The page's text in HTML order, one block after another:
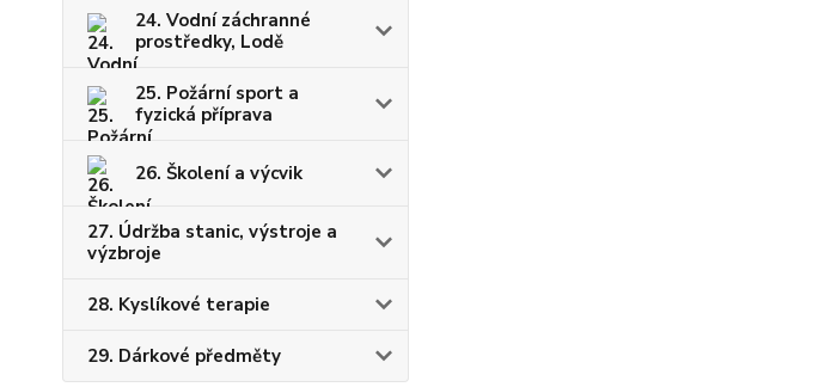
24. Vodní záchranné
prostředky, Lodě
25. Požární sport a
fyzická příprava
26. Školení a výcvik
27. Údržba stanic, výstroje a
výzbroje
28. Kyslíkové terapie
29. Dárkové předměty